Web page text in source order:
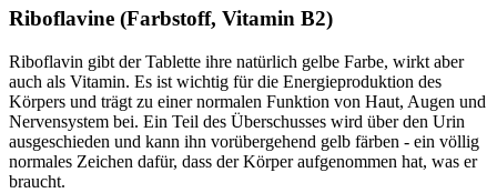
Riboflavine (Farbstoff, Vitamin B2)
Riboflavin gibt der Tablette ihre natürlich gelbe Farbe, wirkt aber
auch als Vitamin. Es ist wichtig für die Energieproduktion des
Körpers und trägt zu einer normalen Funktion von Haut, Augen und
Nervensystem bei. Ein Teil des Überschusses wird über den Urin
ausgeschieden und kann ihn vorübergehend gelb färben - ein völlig
normales Zeichen dafür, dass der Körper aufgenommen hat, was er
braucht.